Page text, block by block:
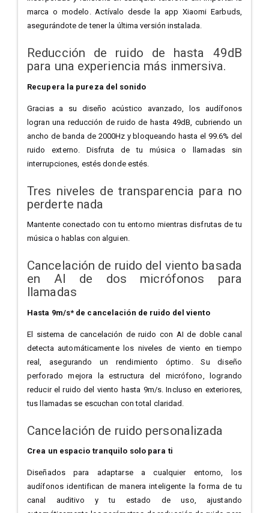
marca o modelo. Actívalo desde la app Xiaomi Earbuds,
asegurándote de tener la última versión instalada.
Reducción de ruido de hasta 49dB
para una experiencia más inmersiva.
Recupera la pureza del sonido
Gracias a su diseño acústico avanzado, los audífonos
logran una reducción de ruido de hasta 49dB, cubriendo un
ancho de banda de 2000Hz y bloqueando hasta el 99.6% del
ruido externo. Disfruta de tu música o llamadas sin
interrupciones, estés donde estés.
Tres niveles de transparencia para no
perderte nada
Mantente conectado con tu entorno mientras disfrutas de tu
música o hablas con alguien.
Cancelación de ruido del viento basada
en AI de dos micrófonos para
llamadas
Hasta 9m/s* de cancelación de ruido del viento
El sistema de cancelación de ruido con AI de doble canal
detecta automáticamente los niveles de viento en tiempo
real, asegurando un rendimiento óptimo. Su diseño
perforado mejora la estructura del micrófono, logrando
reducir el ruido del viento hasta 9m/s. Incluso en exteriores,
tus llamadas se escuchan con total claridad.
Cancelación de ruido personalizada
Crea un espacio tranquilo solo para ti
Diseñados para adaptarse a cualquier entorno, los
audífonos identifican de manera inteligente la forma de tu
canal auditivo y tu estado de uso, ajustando